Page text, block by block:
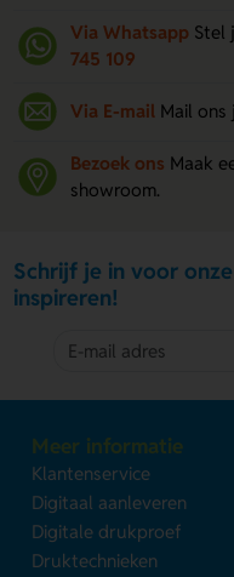
Via Whatsapp Stel
745 109
Via E-mail Mail ons
Bezoek ons Maak
showroom.
Schrijf je in voor
inspireren!
Meer informatie
Klantenservice
Digitaal aanleveren
Digitale drukproef
Druktechnieken